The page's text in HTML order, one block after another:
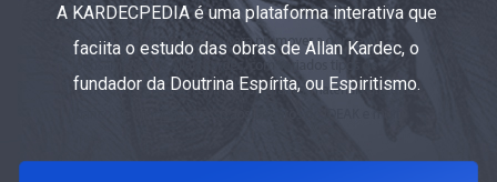
A KARDECPEDIA é uma plataforma interativa que
faciita o estudo das obras de Allan Kardec, o
fundador da Doutrina Espírita, ou Espiritismo.